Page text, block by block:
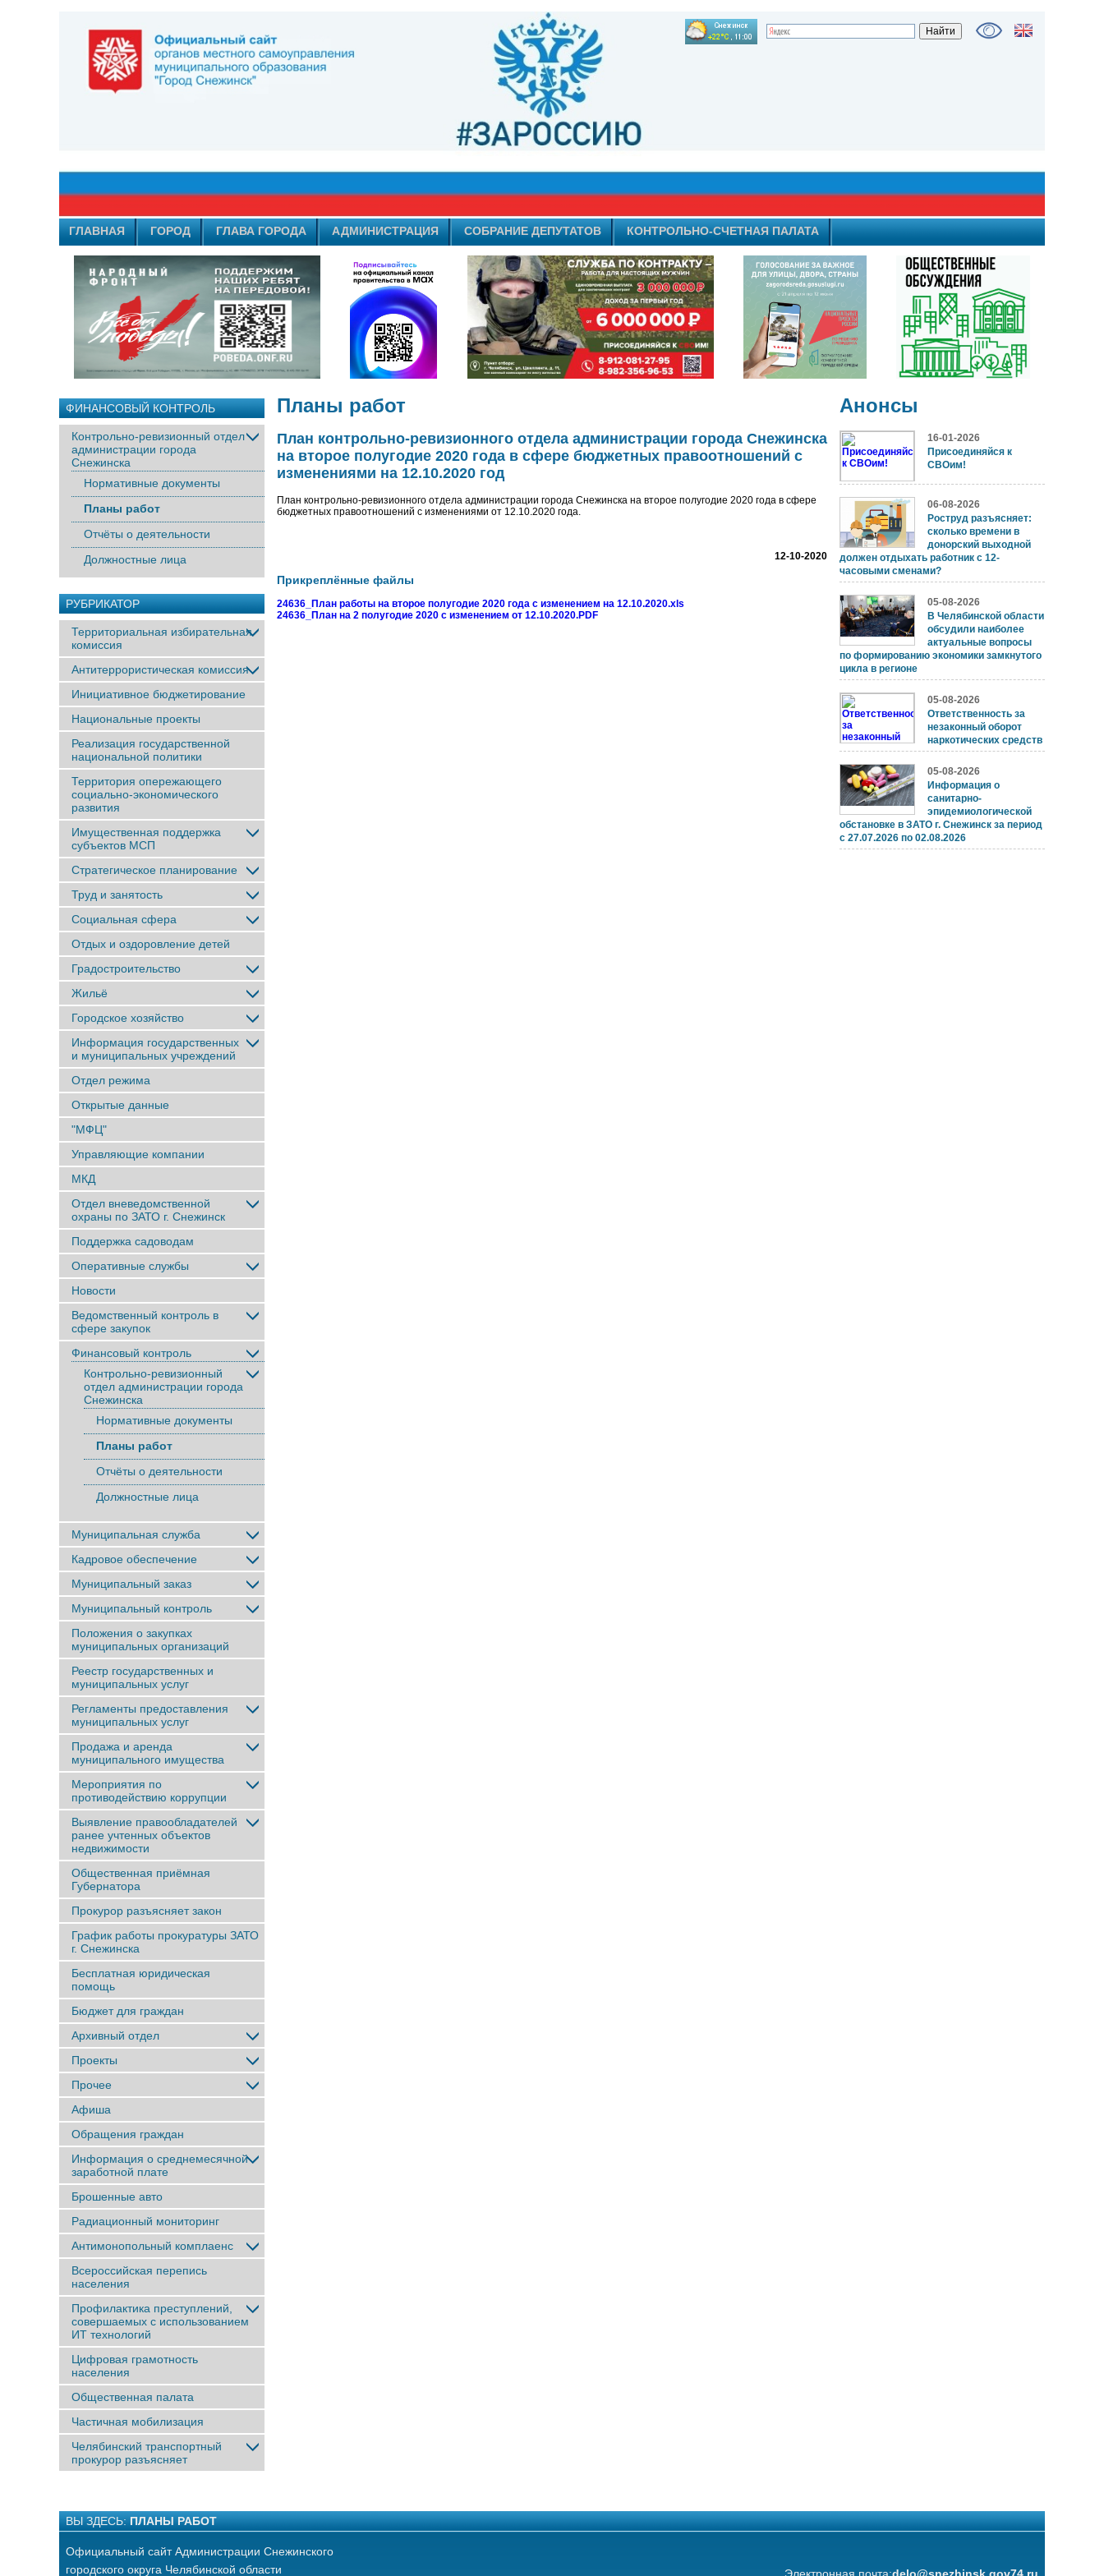
ГЛАВНАЯ ГОРОД ГЛАВА ГОРОДА АДМИНИСТРАЦИЯ СОБРАНИЕ ДЕПУТАТОВ КОНТРОЛЬНО-СЧЕТНАЯ ПАЛАТА
ФИНАНСОВЫЙ КОНТРОЛЬ
Контрольно-ревизионный отдел
администрации города
Снежинска
Нормативные документы
Планы работ
Отчёты о деятельности
Должностные лица
РУБРИКАТОР
Территориальная избирательная
комиссия
Антитеррористическая комиссия
Инициативное бюджетирование
Национальные проекты
Реализация государственной
национальной политики
Территория опережающего
социально-экономического
развития
Имущественная поддержка
субъектов МСП
Стратегическое планирование
Труд и занятость
Социальная сфера
Отдых и оздоровление детей
Градостроительство
Жильё
Городское хозяйство
Информация государственных
и муниципальных учреждений
Отдел режима
Открытые данные
"МФЦ"
Управляющие компании
МКД
Отдел вневедомственной
охраны по ЗАТО г. Снежинск
Поддержка садоводам
Оперативные службы
Новости
Ведомственный контроль в
сфере закупок
Финансовый контроль
Контрольно-ревизионный
отдел администрации города
Снежинска
Нормативные документы
Планы работ
Отчёты о деятельности
Должностные лица
Муниципальная служба
Кадровое обеспечение
Муниципальный заказ
Муниципальный контроль
Положения о закупках
муниципальных организаций
Реестр государственных и
муниципальных услуг
Регламенты предоставления
муниципальных услуг
Продажа и аренда
муниципального имущества
Мероприятия по
противодействию коррупции
Выявление правообладателей
ранее учтенныx объектов
недвижимости
Общественная приёмная
Губернатора
Прокурор разъясняет закон
График работы прокуратуры ЗАТО
г. Снежинска
Бесплатная юридическая
помощь
Бюджет для граждан
Архивный отдел
Проекты
Прочее
Афиша
Обращения граждан
Информация о среднемесячной
заработной плате
Брошенные авто
Радиационный мониторинг
Антимонопольный комплаенс
Всероссийская перепись
населения
Профилактика преступлений,
совершаемых с использованием
ИТ технологий
Цифровая грамотность
населения
Общественная палата
Частичная мобилизация
Челябинский транспортный
прокурор разъясняет
Планы работ
План контрольно-ревизионного отдела администрации города Снежинска
на второе полугодие 2020 года в сфере бюджетных правоотношений с
изменениями на 12.10.2020 год
План контрольно-ревизионного отдела администрации города Снежинска на второе полугодие 2020 года в сфере
бюджетных правоотношений с изменениями от 12.10.2020 года.
12-10-2020
Прикреплённые файлы
24636_План работы на второе полугодие 2020 года с изменением на 12.10.2020.xls
24636_План на 2 полугодие 2020 с изменением от 12.10.2020.PDF
Анонсы
16-01-2026
Присоединяйся к
СВОим!
06-08-2026
Роструд разъясняет:
сколько времени в
донорский выходной
должен отдыхать работник с 12-
часовыми сменами?
05-08-2026
В Челябинской области
обсудили наиболее
актуальные вопросы
по формированию экономики замкнутого
цикла в регионе
05-08-2026
Ответственность за
незаконный оборот
наркотических средств
05-08-2026
Информация о
санитарно-
эпидемиологической
обстановке в ЗАТО г. Снежинск за период
с 27.07.2026 по 02.08.2026
ВЫ ЗДЕСЬ: ПЛАНЫ РАБОТ
Официальный сайт Администрации Снежинского
городского округа Челябинской области